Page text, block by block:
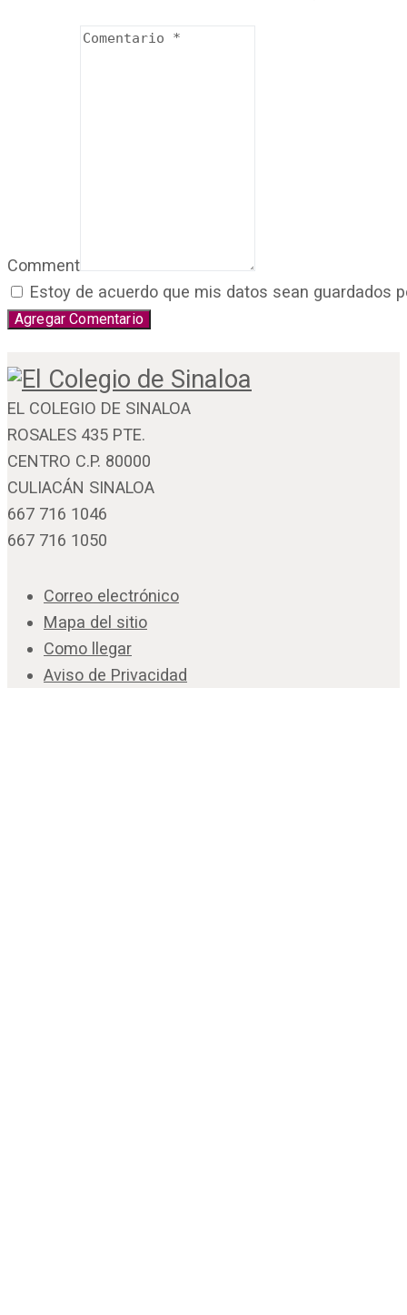
Comment
Estoy de acuerdo que mis datos sean guardados
EL COLEGIO DE SINALOA
ROSALES 435 PTE.
CENTRO C.P. 80000
CULIACÁN SINALOA
667 716 1046
667 716 1050
Correo electrónico
Mapa del sitio
Como llegar
Aviso de Privacidad